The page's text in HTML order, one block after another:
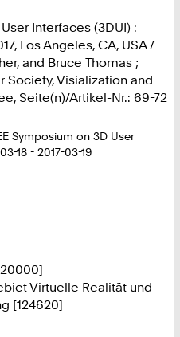
Interfaces (3DUI) :
Los Angeles, CA, USA /
and Bruce Thomas ;
Society, Visialization and
Seite(n)/Artikel-Nr.: 69-72
Symposium on 3D User
18 - 2017-03-19
Virtuelle Realität und
[124620]